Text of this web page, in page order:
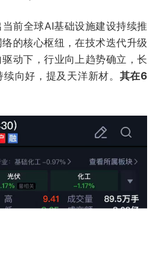
前全球AI基础设施建设持续推
的核心枢纽，在技术迭代升级
动下，行业向上趋势确立，长
向好，提及天洋新材。 其在6